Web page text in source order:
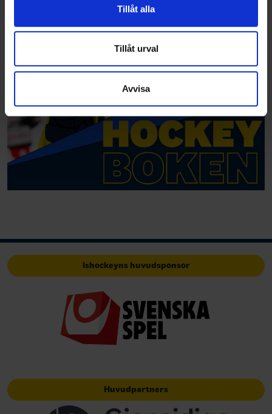
vidarebefordrar även sådana identifierare och annan
annons- och analysföretag som vi samarbetar med.
Dessa kan i sin tur kombinera informationen med annan
information som du har tillhandahållit eller som de har
samlat in när du har använt deras tjänster.
Tillåt alla
Tillåt urval
Avvisa
Ishockeyns huvudsponsor
Huvudpartners